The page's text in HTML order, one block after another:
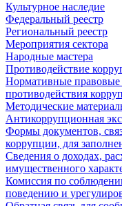
Культурное наследие
Федеральный реестр
Региональный реестр
Мероприятия сектора
Народные мастера
Противодействие
Нормативные
противодействия
Методические
Антикоррупционная
Формы документов,
коррупции, для
Сведения о доходах,
имущественного
Комиссия по
поведению и